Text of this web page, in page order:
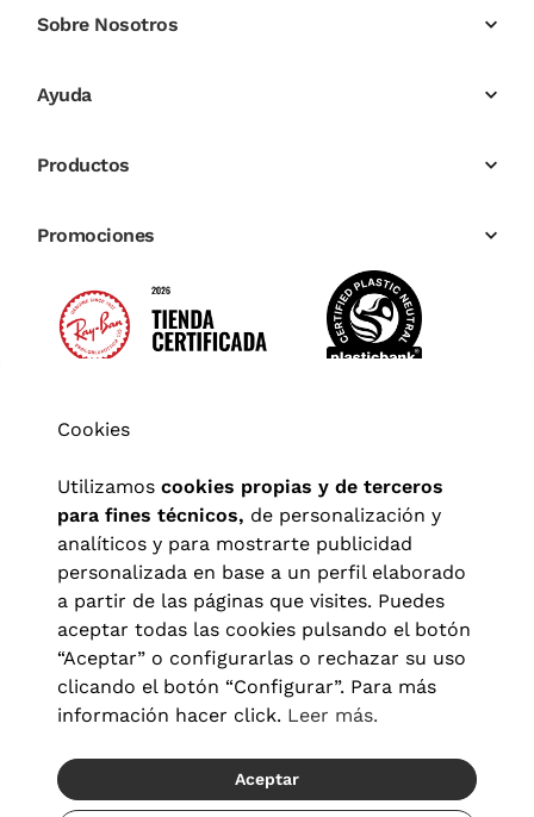
Sobre Nosotros
Ayuda
Productos
Promociones
Aviso legal| Política de privacidad Términos y condiciones
Política de cookies|Configuración de cookies
© 2026 Visionlab España
Cookies
Utilizamos cookies propias y de terceros
para fines técnicos, de personalización y
analíticos y para mostrarte publicidad
personalizada en base a un perfil elaborado
a partir de las páginas que visites. Puedes
aceptar todas las cookies pulsando el botón
“Aceptar” o configurarlas o rechazar su uso
clicando el botón “Configurar”. Para más
información hacer click. Leer más.
Aceptar